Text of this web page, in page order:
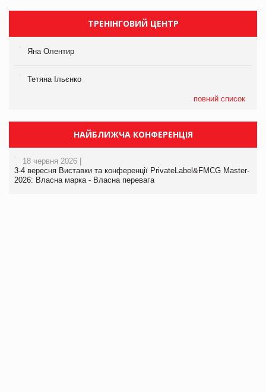
ТРЕНІНГОВИЙ ЦЕНТР
Яна Олентир
Тетяна Ільєнко
повний список
НАЙБЛИЖЧА КОНФЕРЕНЦІЯ
18 червня 2026 |
3-4 вересня Виставки та конференції PrivateLabel&FMCG Master-
2026: Власна марка - Власна перевага